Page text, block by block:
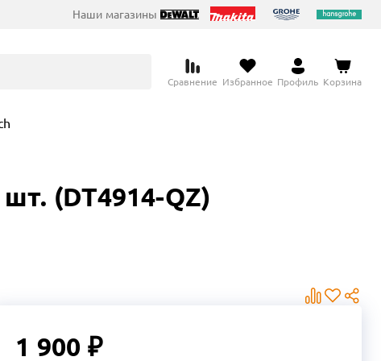
Наши магазины
Сравнение Избранное Профиль Корзина
(DT4914-QZ)
1 900 ₽